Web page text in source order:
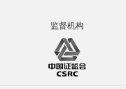
监督机构